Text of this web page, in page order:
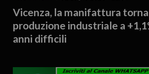
Vicenza, la manifattura
produzione industriale a
anni difficili